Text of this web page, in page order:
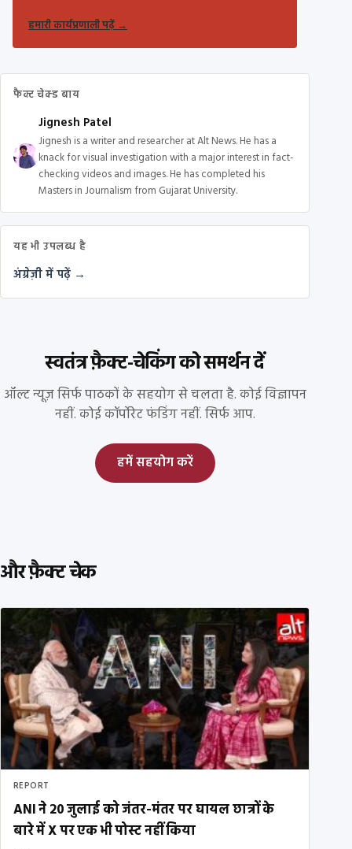
हमारी कार्यप्रणाली पढ़ें→
फैक्ट चेक्ड बाय
Jignesh Patel
Jignesh is a writer and researcher at Alt News. He has a
knack for visual investigation with a major interest in fact-
checking videos and images. He has completed his
Masters in Journalism from Gujarat University.
यह भी उपलब्ध है
अंग्रेज़ी में पढ़ें →
स्वतंत्र फ़ैक्ट-चेकिंग को समर्थन दें
ऑल्ट न्यूज़ सिर्फ पाठकों के सहयोग से चलता है. कोई विज्ञापन
नहीं. कोई कॉर्पोरेट फंडिंग नहीं. सिर्फ आप.
हमें सहयोग करें
और फ़ैक्ट चेक
REPORT
ANI ने 20 जुलाई को जंतर-मंतर पर घायल छात्रों के
बारे में X पर एक भी पोस्ट नहीं किया